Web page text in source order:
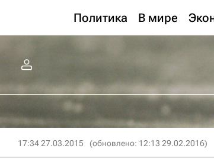
Политика В мире
17:34 27.03.2015 (обновлено: 12:13 29.02.2016)